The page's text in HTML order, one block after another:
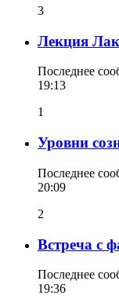
3
Лекция
Последнее
19:13
1
Уровни
Последнее
20:09
2
Встреча с
Последнее
19:36